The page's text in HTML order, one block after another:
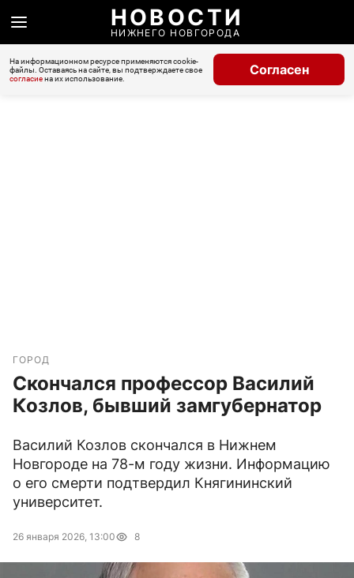
НОВОСТИ
НИЖНЕГО НОВГОРОДА
На информационном ресурсе применяются cookie-
файлы. Оставаясь на сайте, вы подтверждаете свое
согласиена их использование.
Согласен
ГОРОД
Скончался профессор Василий
Козлов, бывший замгубернатор
Василий Козлов скончался в Нижнем
Новгороде на 78-м году жизни. Информацию
о его смерти подтвердил Княгининский
университет.
26 января 2026, 13:00 8